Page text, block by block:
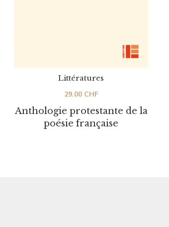
Anthologie protestante de la
poésie française
Littératures
29.00 CHF